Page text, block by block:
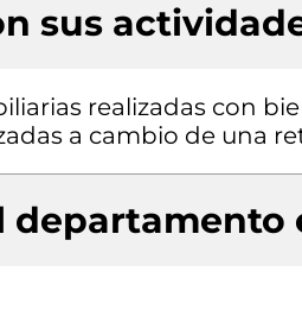
sus
realizadas con
a cambio de una
departamento